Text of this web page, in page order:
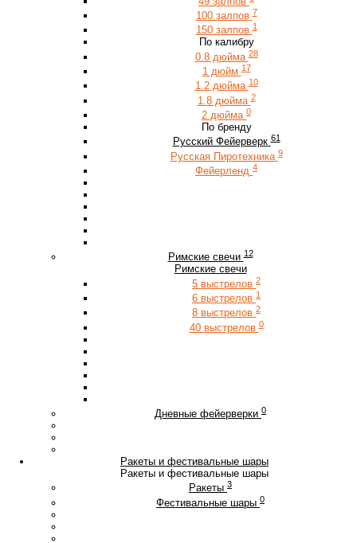
100 залпов 7
150 залпов 1
По калибру
0.8 дюйма 28
1 дюйм 17
1.2 дюйма 10
1.8 дюйма 2
2 дюйма 0
По бренду
Русский Фейерверк 61
Русская Пиротехника 9
Фейерленд 4
Римские свечи 12
Римские свечи
5 выстрелов 2
6 выстрелов 1
8 выстрелов 2
40 выстрелов 0
Дневные фейерверки 0
Ракеты и фестивальные шары
Ракеты и фестивальные шары
Ракеты 3
Фестивальные шары 0